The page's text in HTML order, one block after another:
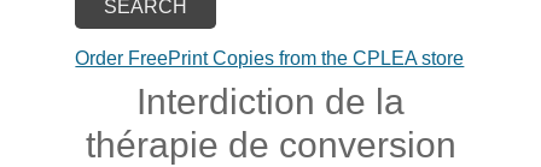
Order FreePrint Copies from the CPLEA store
Interdiction de la
thérapie de conversion